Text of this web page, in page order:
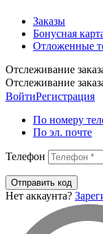
Заказы
Бонусная
Отложенные
Отслеживание
Отслеживание
ВойтиРегистрация
По номеру
По эл. почте
Телефон
Отправить код
Нет аккаунта?